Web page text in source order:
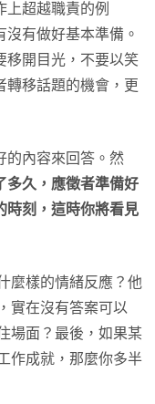
上超越職責的例
有做好基本準備。
移開目光，不要以笑
轉移話題的機會，更
的內容來回答。然
多久，應徵者準備好
時刻，這時你將看見
麼樣的情緒反應？他
實在沒有答案可以
場面？最後，如果某
作成就，那麼你多半